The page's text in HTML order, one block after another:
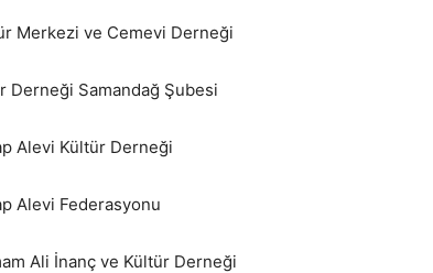
Merkezi ve Cemevi Derneği
Derneği Samandağ Şubesi
Alevi Kültür Derneği
Alevi Federasyonu
Ali İnanç ve Kültür Derneği